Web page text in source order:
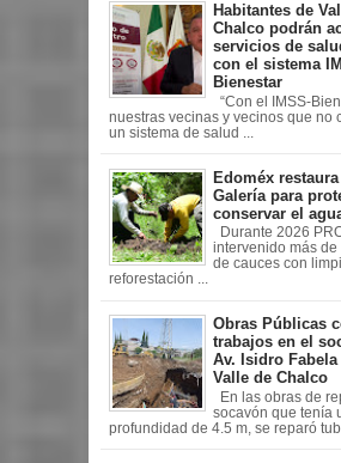
Habitantes de
Chalco podrán
servicios de
con el sistema
Bienestar
“Con el IMSS-
nuestras vecinas y vecinos que no
un sistema de salud ...
Edoméx
Galería para
conservar el
Durante 2026
intervenido más de
de cauces con
reforestación ...
Obras Públicas
trabajos en el
Av. Isidro
Valle de Chalco
En las obras de
socavón que tenía
profundidad de 4.5 m, se reparó